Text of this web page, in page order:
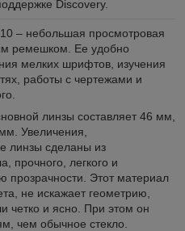
Discovery.
– небольшая просмотровая
ремешком. Ее удобно
мелких шрифтов, изучения
работы с чертежами и
линзы составляет 46 мм,
Увеличения,
линзы сделаны из
прочного, легкого и
прозрачности. Этот материал
не искажает геометрию,
четко и ясно. При этом он
чем обычное стекло.